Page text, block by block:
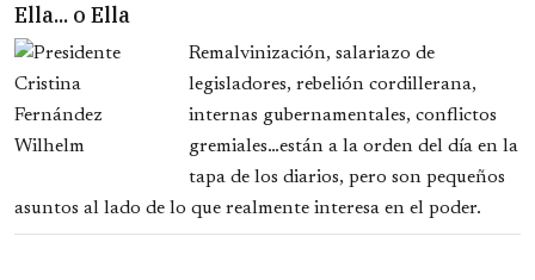
Ella... o Ella
Remalvinización, salariazo de
legisladores, rebelión cordillerana,
internas gubernamentales, conflictos
gremiales…están a la orden del día en la
tapa de los diarios, pero son pequeños
asuntos al lado de lo que realmente interesa en el poder.